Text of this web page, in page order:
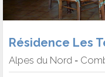
Résidence Les
Alpes du Nord -